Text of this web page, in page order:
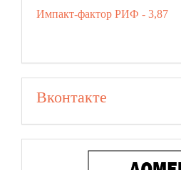
Импакт-фактор РИФ - 3,87
Вконтакте